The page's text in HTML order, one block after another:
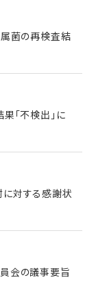
菌の再検査結
「不検出」に
対する感謝状
会の議事要旨